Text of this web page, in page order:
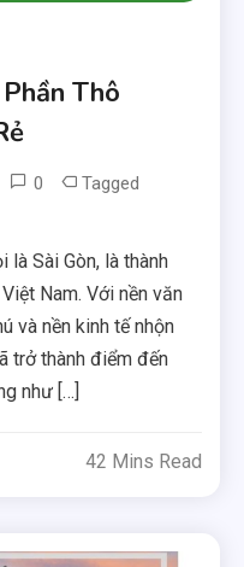
Thô
0 Tagged
là Sài Gòn, là thành
Nam. Với nền văn
và nền kinh tế nhộn
trở thành điểm đến
như […]
42 Mins Read